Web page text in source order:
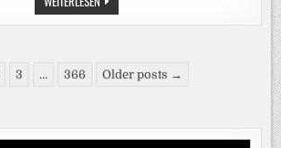
APOLLO
ÜBERNIMMT:
IST
ENTSCHIEDEN
3 … 366 Older posts →